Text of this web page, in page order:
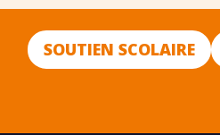
SOUTIEN SCOLAIRE